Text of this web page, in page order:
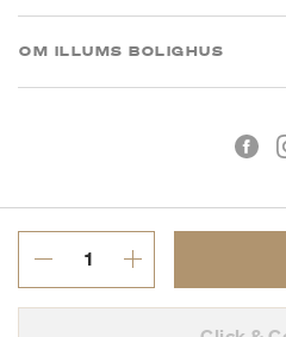
OM ILLUMS BOLIGHUS